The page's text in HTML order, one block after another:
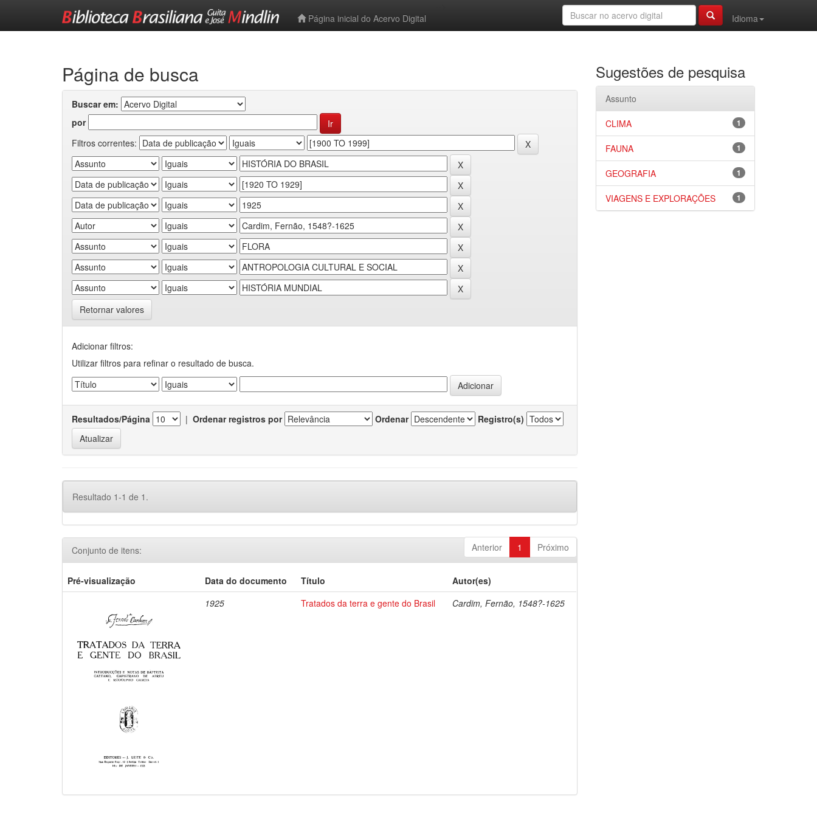
Página inicial do Acervo Digital
Idioma
Página de busca
Buscar em:
por
Filtros correntes:
Retornar valores
Adicionar filtros:
Utilizar filtros para refinar o resultado de busca.
Resultados/Página | Ordenar registros por Ordenar Registro(s)
Resultado 1-1 de 1.
Anterior 1 Próximo
Conjunto de itens:
Pré-visualização Data do documento Título
Autor(es)
1925
Tratados da terra e gente do Brasil Cardim, Fernão, 1548?-1625
Sugestões de pesquisa
Assunto
1
CLIMA
1
FAUNA
1
GEOGRAFIA
1
VIAGENS E EXPLORAÇÕES